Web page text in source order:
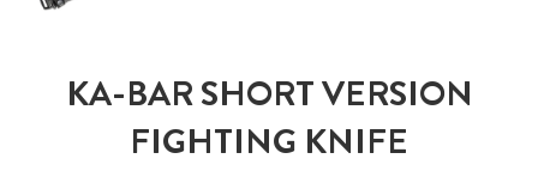
KA-BAR SHORT VERSION
FIGHTING KNIFE